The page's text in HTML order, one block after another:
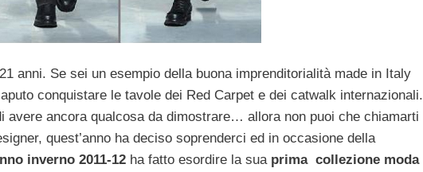
anni. Se sei un esempio della buona imprenditorialità made in Italy
conquistare le tavole dei Red Carpet e dei catwalk internazionali.
avere ancora qualcosa da dimostrare… allora non puoi che chiamarti
quest’anno ha deciso soprenderci ed in occasione della
inverno 2011-12 ha fatto esordire la sua prima collezione moda